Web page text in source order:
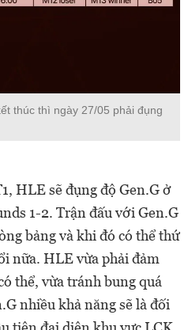
thúc thì ngày 27/05 phải đụng
HLE sẽ đụng độ Gen.G ở
1-2. Trận đấu với Gen.G
bảng và khi đó có thể thứ
nữa. HLE vừa phải đảm
thể, vừa tránh bung quá
nhiều khả năng sẽ là đối